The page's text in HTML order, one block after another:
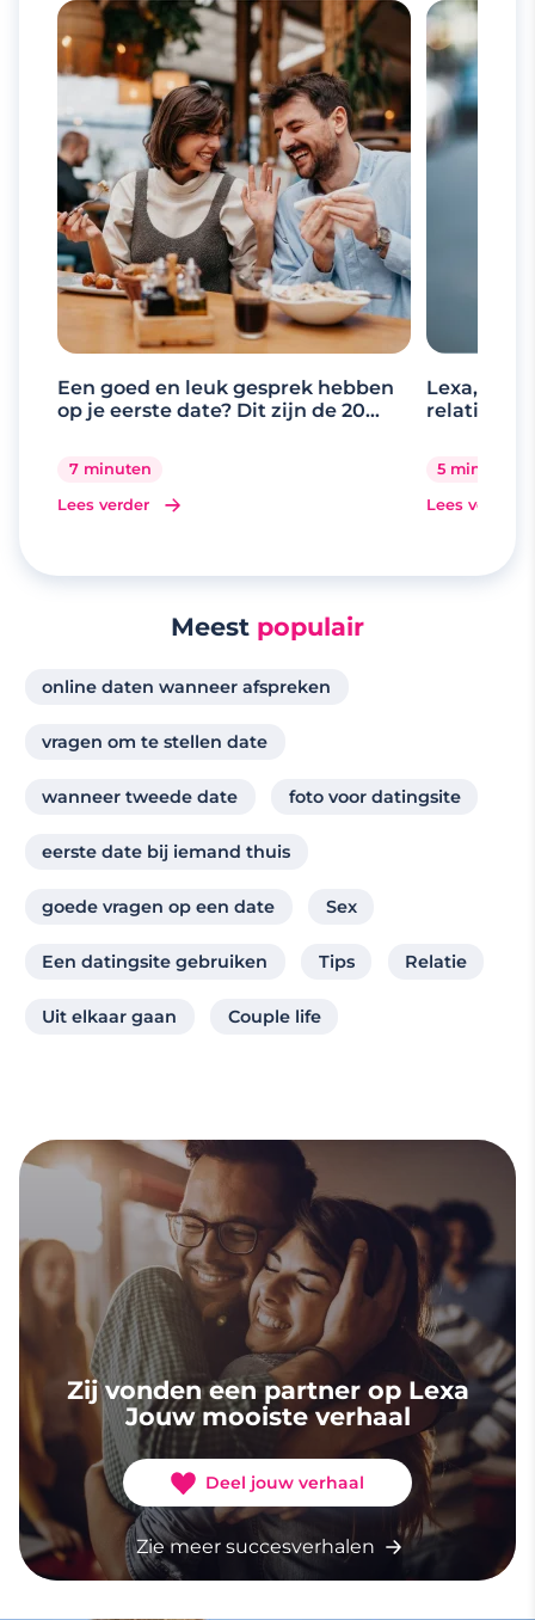
Een goed en leuk gesprek hebben
op je eerste date? Dit zijn de 20
7 minuten
Lees verder
Lexa, de
relaties
5 minuten
Lees verder
Meest populair
online daten wanneer afspreken
vragen om te stellen date
wanneer tweede date foto voor datingsite
eerste date bij iemand thuis
goede vragen op een date Sex
Een datingsite gebruiken Tips Relatie
Uit elkaar gaan Couple life
Zij vonden een partner op Lexa
Jouw mooiste verhaal
Deel jouw verhaal
Zie meer succesverhalen